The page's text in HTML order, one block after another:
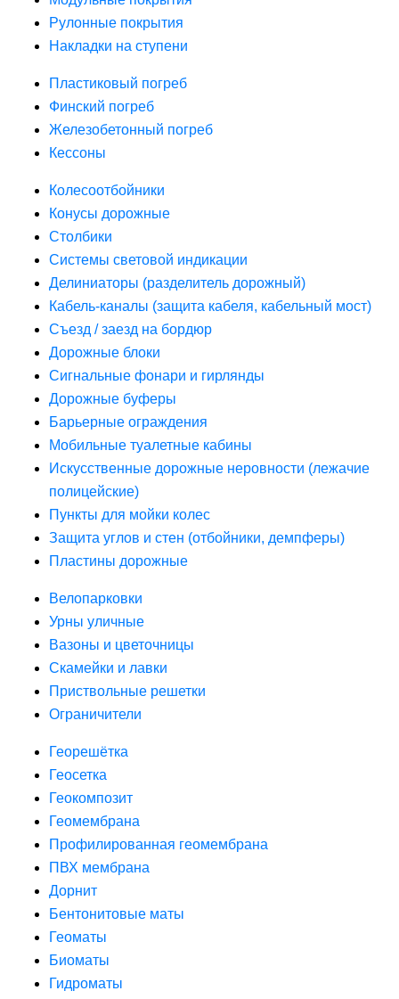
Рулонные покрытия
Накладки на ступени
Пластиковый погреб
Финский погреб
Железобетонный погреб
Кессоны
Колесоотбойники
Конусы дорожные
Столбики
Системы световой индикации
Делиниаторы (разделитель дорожный)
Кабель-каналы (защита кабеля, кабельный мост)
Съезд / заезд на бордюр
Дорожные блоки
Сигнальные фонари и гирлянды
Дорожные буферы
Барьерные ограждения
Мобильные туалетные кабины
Искусственные дорожные неровности (лежачие
полицейские)
Пункты для мойки колес
Защита углов и стен (отбойники, демпферы)
Пластины дорожные
Велопарковки
Урны уличные
Вазоны и цветочницы
Скамейки и лавки
Приствольные решетки
Ограничители
Георешётка
Геосетка
Геокомпозит
Геомембрана
Профилированная геомембрана
ПВХ мембрана
Дорнит
Бентонитовые маты
Геоматы
Биоматы
Гидроматы